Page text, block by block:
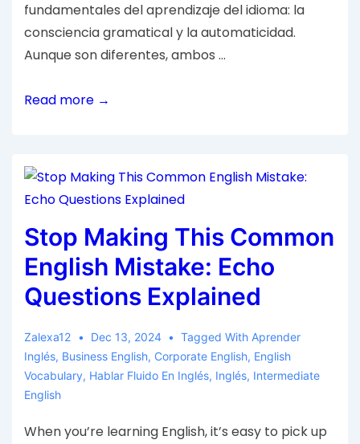
fundamentales del aprendizaje del idioma: la
consciencia gramatical y la automaticidad.
Aunque son diferentes, ambos …
Read more →
Stop Making This Common
English Mistake: Echo
Questions Explained
Zalexa12 Dec 13, 2024 Tagged With Aprender
Inglés, Business English, Corporate English, English
Vocabulary, Hablar Fluido En Inglés, Inglés, Intermediate
English
When you’re learning English, it’s easy to pick up